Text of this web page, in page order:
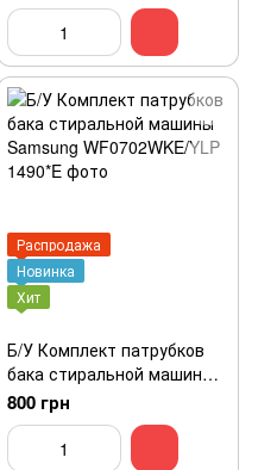
Распродажа
Новинка
Хит
Б/У Комплект патрубков
бака стиральной машины
Samsung WF0702WKE/YLP
800 грн